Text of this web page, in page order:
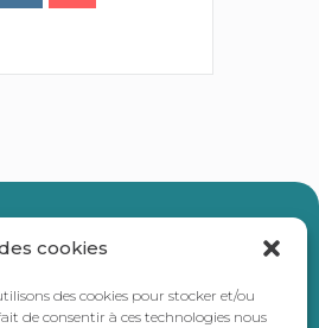
cookies
des cookies pour stocker et/ou
de consentir à ces technologies nous